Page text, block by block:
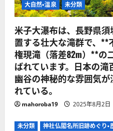
大自然・温泉 未分類
米子大瀑布は、長野県
置する壮大な滝群で、**
権現滝（落差82m）**の
ばれています。日本の
幽谷の神秘的な雰囲気が
れている。
mahoroba19 2025年8月2日
未分類 神社仏閣名所旧跡めぐり・